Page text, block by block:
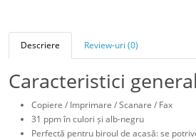
Descriere Review-uri (0)
Caracteristici
Copiere / Imprimare / Scanare / Fax
31 ppm în culori și alb-negru
Perfectă pentru biroul de acasă: se